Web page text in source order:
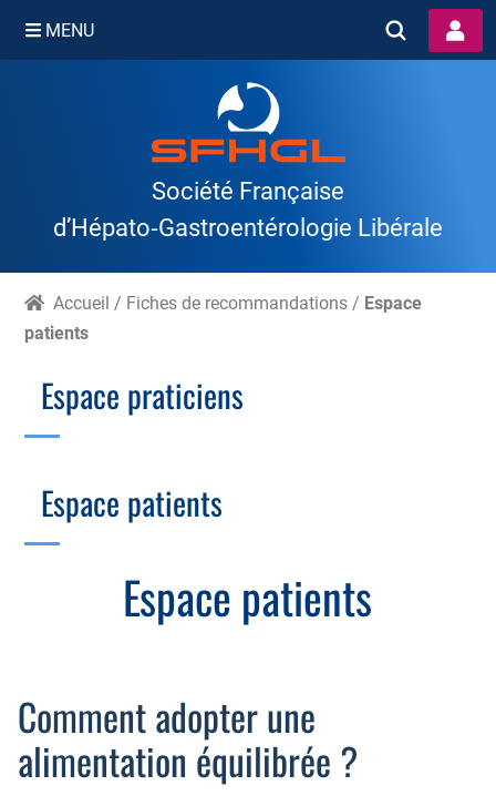
Skip
MENU
Société Française
d’Hépato‑Gastroentérologie Libérale
Accueil / Fiches de recommandations / Espace
patients
Espace patients
Comment adopter une
alimentation équilibrée ?
Espace praticiens
Échographie
Gastro-pédiatrie
Motricité
Nutrition
Cotation des actes, lien avec les syndicats
Espace patients
Pancréas
Rectum et anus